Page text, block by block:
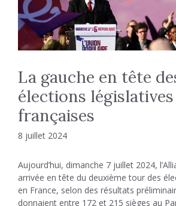
La gauche en tête
élections législatives
françaises
8 juillet 2024
Aujourd’hui, dimanche 7 juillet 2024,
arrivée en tête du deuxième tour des
en France, selon des résultats
donnaient entre 172 et 215 sièges au